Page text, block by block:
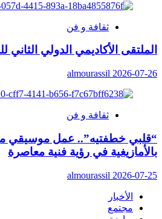
ثقافة و فن
الملتقى الأكاديمي الدولي الثاني
almourassil 2026-07-26
ثقافة و فن
“قلبي خطفتيه”.. عمل موسيقي
بالأمازيغية في رؤية فنية معاصرة
almourassil 2026-07-25
الأخبار
مجتمع